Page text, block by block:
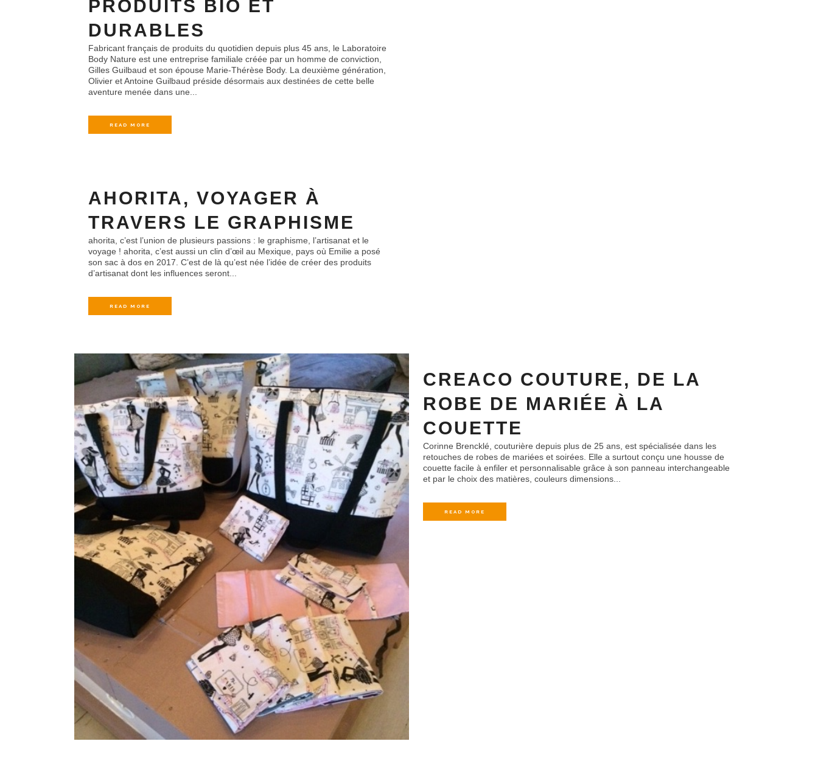
PRODUITS BIO ET
DURABLES
Fabricant français de produits du quotidien depuis plus 45 ans, le Laboratoire
Body Nature est une entreprise familiale créée par un homme de conviction,
Gilles Guilbaud et son épouse Marie-Thérèse Body. La deuxième génération,
Olivier et Antoine Guilbaud préside désormais aux destinées de cette belle
aventure menée dans une...
READ MORE
AHORITA, VOYAGER À
TRAVERS LE GRAPHISME
ahorita, c’est l’union de plusieurs passions : le graphisme, l’artisanat et le
voyage ! ahorita, c’est aussi un clin d’œil au Mexique, pays où Emilie a posé
son sac à dos en 2017. C’est de là qu’est née l’idée de créer des produits
d’artisanat dont les influences seront...
READ MORE
CREACO COUTURE, DE LA
ROBE DE MARIÉE À LA
COUETTE
Corinne Brencklé, couturière depuis plus de 25 ans, est spécialisée dans les
retouches de robes de mariées et soirées. Elle a surtout conçu une housse de
couette facile à enfiler et personnalisable grâce à son panneau interchangeable
et par le choix des matières, couleurs dimensions...
READ MORE